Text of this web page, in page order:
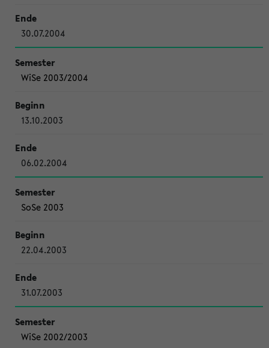
30.07.2004
WiSe 2003/2004
13.10.2003
06.02.2004
SoSe 2003
22.04.2003
31.07.2003
WiSe 2002/2003